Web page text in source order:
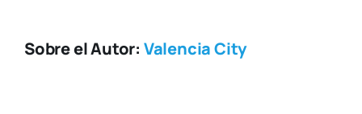
Sobre el Autor: Valencia City